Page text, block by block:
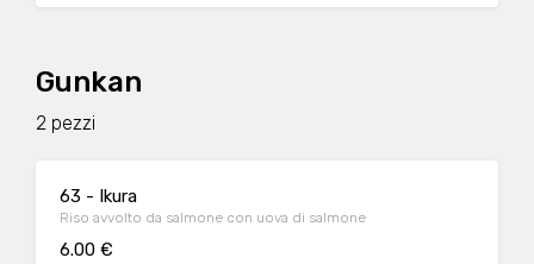
Gunkan
2 pezzi
63 - Ikura
Riso avvolto da salmone con uova di salmone
6.00 €